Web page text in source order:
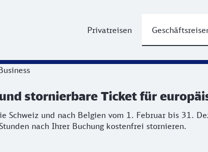
Privatreisen
stornierbare Ticket für
und nach Belgien vom 1. Februar bis 31.
stornierbare Ticket für
Schweiz und nach Belgien vom 1. Februar bis 31.
nach Ihrer Buchung kostenfrei stornieren.